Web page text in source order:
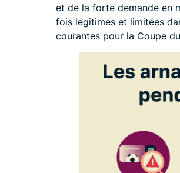
et de la forte demande en
fois légitimes et limitées
courantes pour la Coupe